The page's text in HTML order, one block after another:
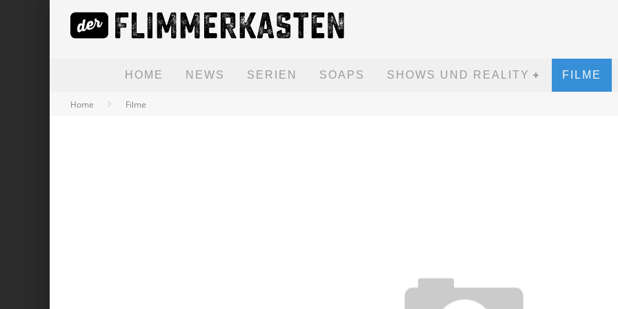
HOME NEWS SERIEN SOAPS SHOWS UND REALITY FILME
Home Filme